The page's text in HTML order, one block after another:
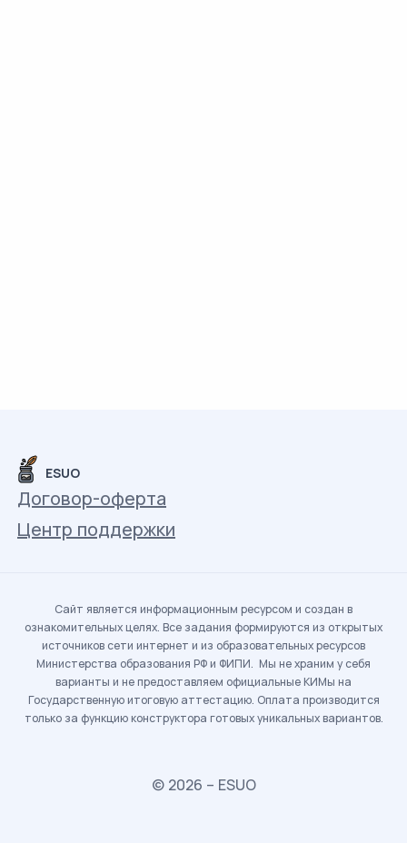
ESUO
Договор-оферта
Центр поддержки
Сайт является информационным ресурсом и создан в
ознакомительных целях. Все задания формируются из открытых
источников сети интернет и из образовательных ресурсов
Министерства образования РФ и ФИПИ. Мы не храним у себя
варианты и не предоставляем официальные КИМы на
Государственную итоговую аттестацию. Оплата производится
только за функцию конструктора готовых уникальных вариантов.
© 2026 – ESUO